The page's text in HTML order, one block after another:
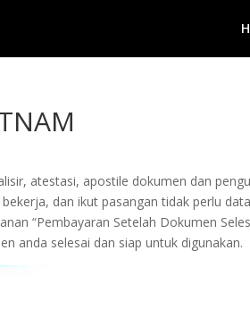
atestasi, apostile dokumen dan
dan ikut pasangan tidak perlu
“Pembayaran Setelah Dokumen
anda selesai dan siap untuk digunakan.